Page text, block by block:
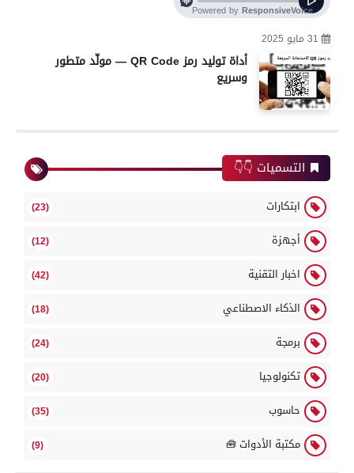
31 مايو 2025
أداة توليد رمز QR Code — مولّد متطور
وسريع
التسميات 👇👇
ابتكارات (23)
أجهزة (12)
اخبار التقنية (42)
الذكاء الاصطناعي (18)
برمجة (24)
تكنولوجيا (20)
حاسوب (35)
مكتبة الأدوات 🧰 (9)